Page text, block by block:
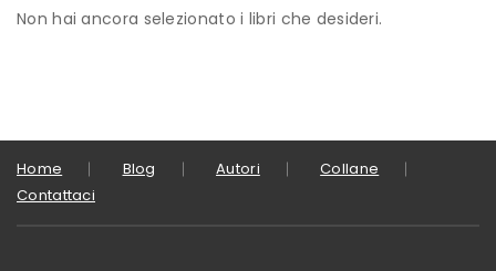
Non hai ancora selezionato i libri che desideri.
Home Blog Autori
Collane
Contattaci